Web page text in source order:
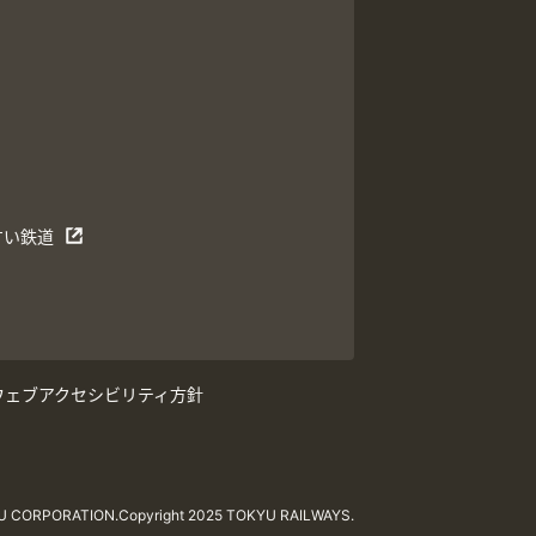
鉄道
ェブアクセシビリティ方針
CORPORATION.Copyright 2025 TOKYU RAILWAYS.